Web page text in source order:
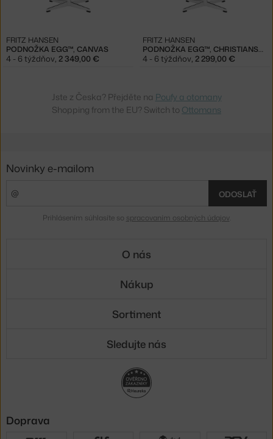
PODNOŽKA EGG™, CANVAS
FRITZ HANSEN
4 - 6 týždňov, 2 349,00 €
PODNOŽKA EGG™, CHRISTIANSHAVN
FRITZ HANSEN
4 - 6 týždňov, 2 299,00 €
Jste z Česka? Přejděte na Poufy a otomany
Shopping from the EU? Switch to Ottomans
Novinky e-mailom
ODOSLAŤ
Prihlásením súhlasíte so spracovaním osobných údajov.
O nás
Nákup
Sortiment
Sledujte nás
Doprava